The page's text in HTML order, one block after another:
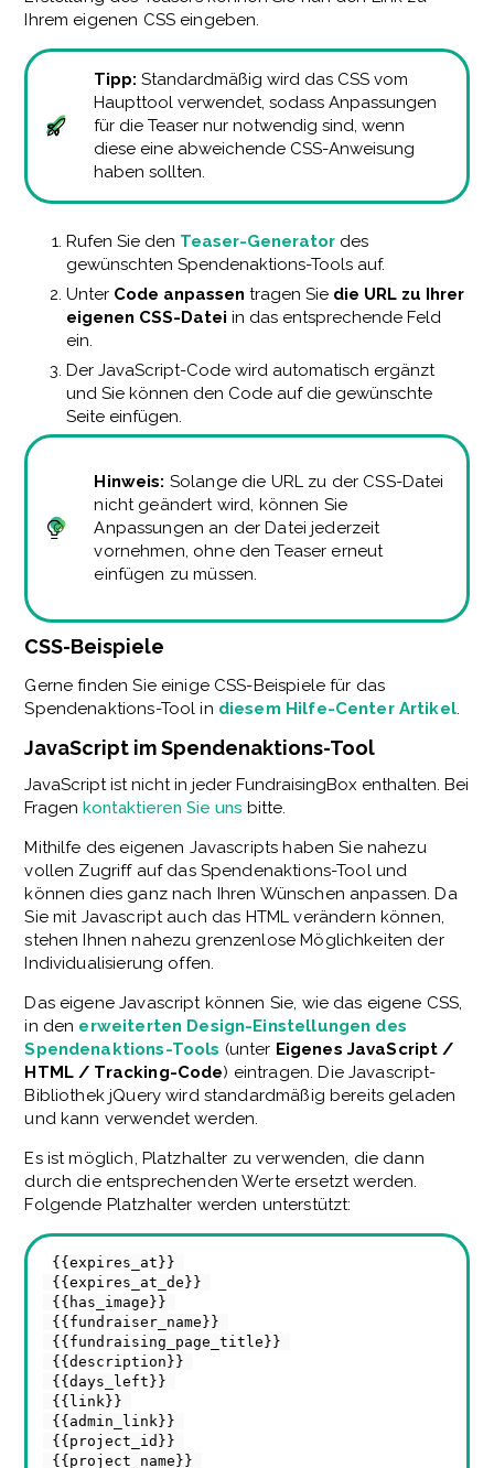
Ihrem eigenen CSS eingeben.
Tipp:Standardmäßig wird das CSS vom
Haupttool verwendet, sodass Anpassungen
für die Teaser nur notwendig sind, wenn
diese eine abweichende CSS-Anweisung
haben sollten.
Rufen Sie den Teaser-Generatordes
gewünschten Spendenaktions-Tools auf.
Unter Code anpassen tragen Sie die URL zu Ihrer
eigenen CSS-Datei in das entsprechende Feld
ein.
Der JavaScript-Code wird automatisch ergänzt
und Sie können den Code auf die gewünschte
Seite einfügen.
Hinweis: Solange die URL zu der CSS-Datei
nicht geändert wird, können Sie
Anpassungen an der Datei jederzeit
vornehmen, ohne den Teaser erneut
einfügen zu müssen.
CSS-Beispiele
Gerne finden Sie einige CSS-Beispiele für das
Spendenaktions-Tool in diesem Hilfe-Center Artikel.
JavaScript im Spendenaktions-Tool
JavaScript ist nicht in jeder FundraisingBox enthalten. Bei
Fragenkontaktieren Sie uns bitte.
Mithilfe des eigenen Javascripts haben Sie nahezu
vollen Zugriff auf das Spendenaktions-Tool und
können dies ganz nach Ihren Wünschen anpassen. Da
Sie mit Javascript auch das HTML verändern können,
stehen Ihnen nahezu grenzenlose Möglichkeiten der
Individualisierung offen.
Das eigene Javascript können Sie, wie das eigene CSS,
in den erweiterten Design-Einstellungen des
Spendenaktions-Tools (unter Eigenes JavaScript /
HTML / Tracking-Code) eintragen. Die Javascript-
Bibliothek jQuery wird standardmäßig bereits geladen
und kann verwendet werden.
Es ist möglich, Platzhalter zu verwenden, die dann
durch die entsprechenden Werte ersetzt werden.
Folgende Platzhalter werden unterstützt:
{{expires_at}}
{{expires_at_de}}
{{has_image}}
{{fundraiser_name}}
{{fundraising_page_title}}
{{description}}
{{days_left}}
{{link}}
{{admin_link}}
{{project_id}}
{{project_name}}